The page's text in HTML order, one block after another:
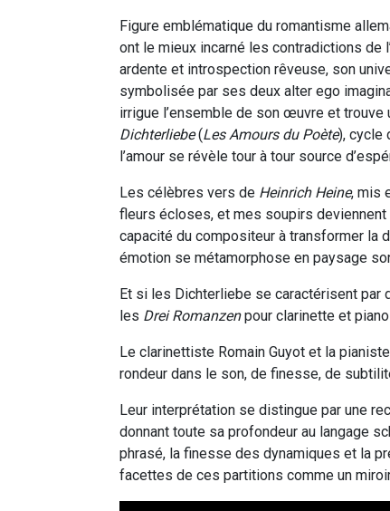
Figure emblématique du romantisme
ont le mieux incarné les contradictions de
ardente et introspection rêveuse, son
symbolisée par ses deux alter ego
irrigue l’ensemble de son œuvre et
Dichterliebe(Les Amours du Poète), cycle
l’amour se révèle tour à tour source
Les célèbres vers de Heinrich Heine, mis
fleurs écloses, et mes soupirs
capacité du compositeur à transformer la
émotion se métamorphose en paysage
Et si les Dichterliebe se caractérisent
les Drei Romanzenpour clarinette et
Le clarinettiste Romain Guyot et la
rondeur dans le son, de finesse, de
Leur interprétation se distingue par une
donnant toute sa profondeur au langage
phrasé, la finesse des dynamiques et la
facettes de ces partitions comme un